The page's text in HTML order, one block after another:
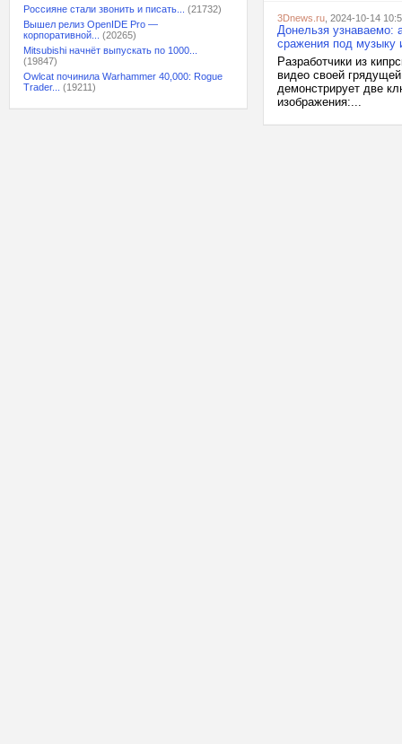
Россияне стали звонить и писать...
(21732)
Вышел релиз OpenIDE Pro —
корпоративной...
(20265)
Mitsubishi начнёт выпускать по 1000...
(19847)
Owlcat починила Warhammer 40,000: Rogue
Trader...
(19211)
3Dnews.ru , 2024-10-14
Донельзя узнаваемо:
сражения под музыку
Разработчики из
видео своей
демонстрирует две
изображения:...